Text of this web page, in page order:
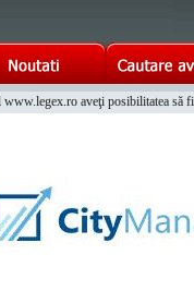
www.legex.ro aveţi posibilitatea
Integrat al Parcului Auto